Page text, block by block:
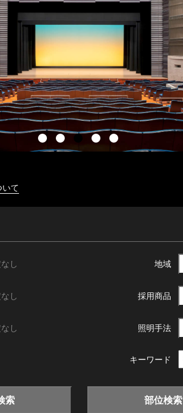
て
し 地域
し 採用商品
し 照明手法
キーワード
索 部位検索